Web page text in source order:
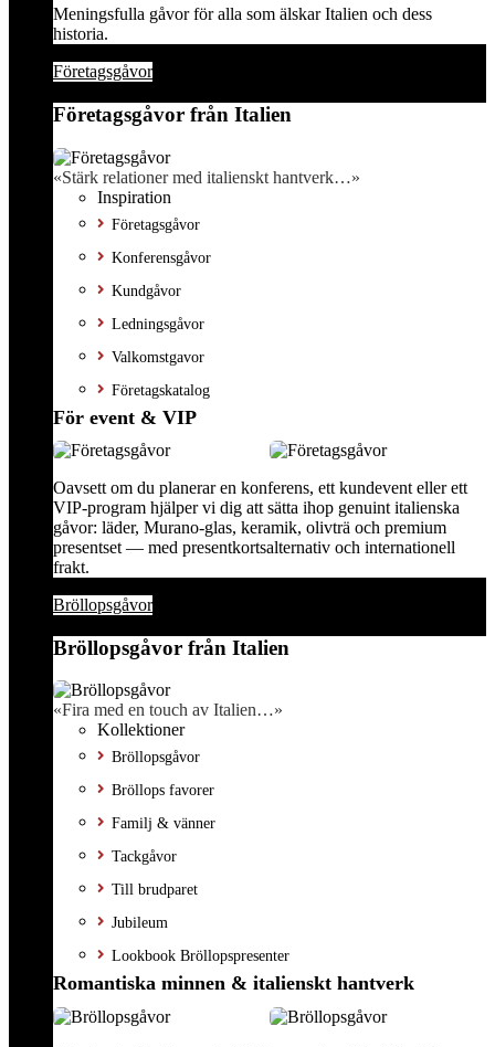
Meningsfulla gåvor för alla som älskar Italien och dess
historia.
Företagsgåvor
Företagsgåvor från Italien
«Stärk relationer med italienskt hantverk…»
Inspiration
Företagsgåvor
Konferensgåvor
Kundgåvor
Ledningsgåvor
Valkomstgavor
Företagskatalog
För event & VIP
Oavsett om du planerar en konferens, ett kundevent eller ett
VIP-program hjälper vi dig att sätta ihop genuint italienska
gåvor: läder, Murano-glas, keramik, olivträ och premium
presentset — med presentkortsalternativ och internationell
frakt.
Bröllopsgåvor
Bröllopsgåvor från Italien
«Fira med en touch av Italien…»
Kollektioner
Bröllopsgåvor
Bröllops favorer
Familj & vänner
Tackgåvor
Till brudparet
Jubileum
Lookbook Bröllopspresenter
Romantiska minnen & italienskt hantverk